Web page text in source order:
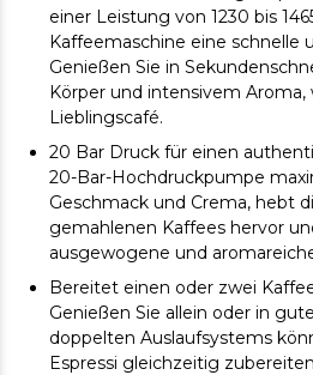
einer Leistung von 1230 bis
Kaffeemaschine eine schnelle
Genießen Sie in
Körper und intensivem Aroma,
Lieblingscafé.
20 Bar Druck für einen
20-Bar-Hochdruckpumpe
Geschmack und Crema, hebt
gemahlenen Kaffees hervor
ausgewogene und
Bereitet einen oder zwei
Genießen Sie allein oder in
doppelten Auslaufsystems
Espressi gleichzeitig